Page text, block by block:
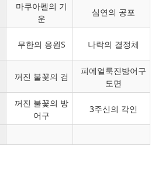
마쿠아펠의 기
운
심연의 공포
무한의 응원S 나락의 결정체
꺼진 불꽃의 검
피에얼룩진방어구
도면
꺼진 불꽃의 방
어구
3주신의 각인